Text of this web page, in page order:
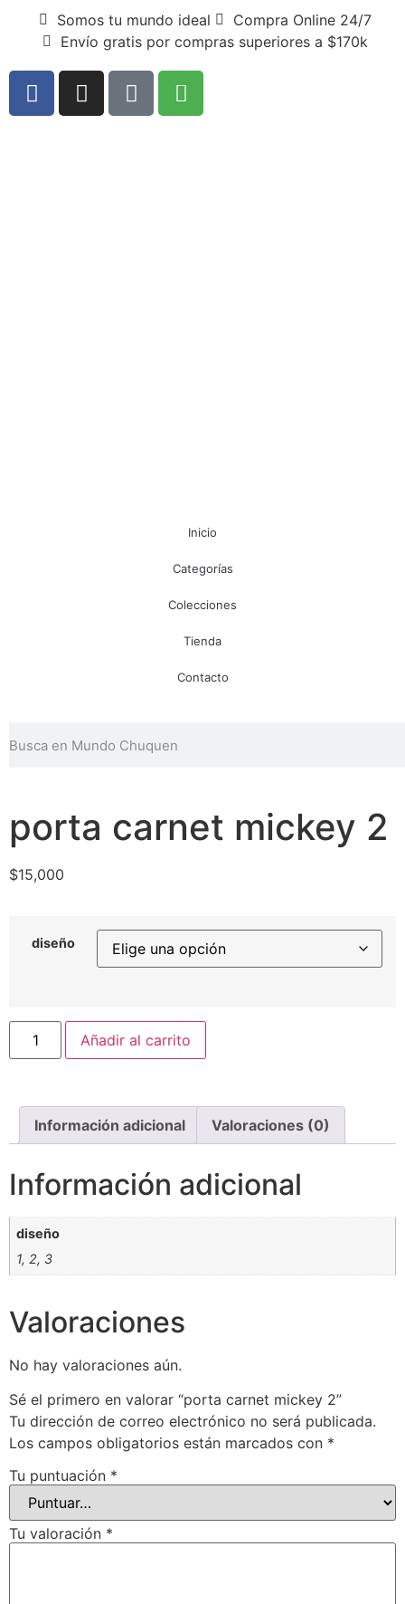
Somos tu mundo ideal
Compra Online 24/7
Envío gratis por compras superiores a $170k
Inicio
Categorías
Colecciones
Tienda
Contacto
porta carnet mickey 2
$15,000
diseño
Añadir al carrito
Información adicional Valoraciones (0)
Información adicional
diseño
1, 2, 3
Valoraciones
No hay valoraciones aún.
Sé el primero en valorar “porta carnet mickey 2”
Tu dirección de correo electrónico no será publicada.
Los campos obligatorios están marcados con *
Tu puntuación *
Tu valoración *